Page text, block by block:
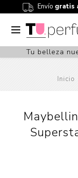
Envío gratis
Tu belleza
Inicio